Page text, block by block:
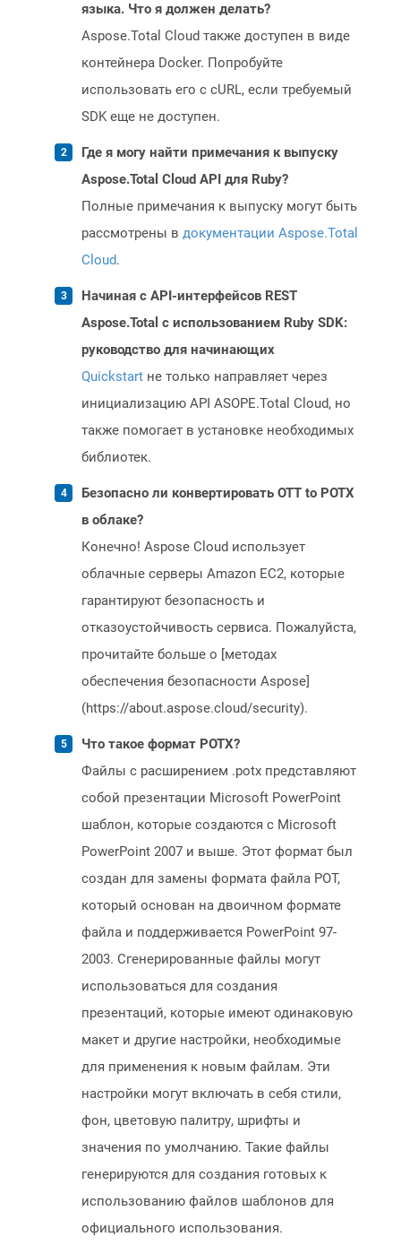
языка. Что я должен делать?
Aspose.Total Cloud также доступен в виде
контейнера Docker. Попробуйте
использовать его с cURL, если требуемый
SDK еще не доступен.
Где я могу найти примечания к выпуску
Aspose.Total Cloud API для Ruby?
Полные примечания к выпуску могут быть
рассмотрены в документации Aspose.Total
Cloud.
Начиная с API-интерфейсов REST
Aspose.Total с использованием Ruby SDK:
руководство для начинающих
Quickstart не только направляет через
инициализацию API ASOPE.Total Cloud, но
также помогает в установке необходимых
библиотек.
Безопасно ли конвертировать OTT to POTX
в облаке?
Конечно! Aspose Cloud использует
облачные серверы Amazon EC2, которые
гарантируют безопасность и
отказоустойчивость сервиса. Пожалуйста,
прочитайте больше о [методах
обеспечения безопасности Aspose]
(https://about.aspose.cloud/security).
Что такое формат POTX?
Файлы с расширением .potx представляют
собой презентации Microsoft PowerPoint
шаблон, которые создаются с Microsoft
PowerPoint 2007 и выше. Этот формат был
создан для замены формата файла POT,
который основан на двоичном формате
файла и поддерживается PowerPoint 97-
2003. Сгенерированные файлы могут
использоваться для создания
презентаций, которые имеют одинаковую
макет и другие настройки, необходимые
для применения к новым файлам. Эти
настройки могут включать в себя стили,
фон, цветовую палитру, шрифты и
значения по умолчанию. Такие файлы
генерируются для создания готовых к
использованию файлов шаблонов для
официального использования.